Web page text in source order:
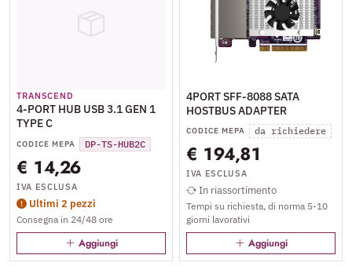
TRANSCEND
4-PORT HUB USB 3.1 GEN 1
TYPE C
CODICE MEPA DP-TS-HUB2C
€ 14,26
IVA ESCLUSA
Ultimi 2 pezzi
Consegna in 24/48 ore
Aggiungi
4PORT SFF-8088 SATA
HOSTBUS ADAPTER
CODICE MEPA da richiedere
€ 194,81
IVA ESCLUSA
In riassortimento
Tempi su richiesta, di norma 5-10
giorni lavorativi
Aggiungi